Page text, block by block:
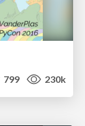
799 230k